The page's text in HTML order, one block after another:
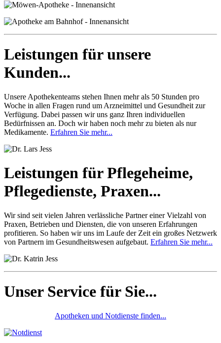
Leistungen für unsere
Kunden...
Unsere Apothekenteams stehen Ihnen mehr als 50 Stunden pro
Woche in allen Fragen rund um Arzneimittel und Gesundheit zur
Verfügung. Dabei passen wir uns ganz Ihren individuellen
Bedürfnissen an. Doch wir haben noch mehr zu bieten als nur
Medikamente. Erfahren Sie mehr...
Leistungen für Pflegeheime,
Pflegedienste, Praxen...
Wir sind seit vielen Jahren verlässliche Partner einer Vielzahl von
Praxen, Betrieben und Diensten, die von unseren Erfahrungen
profitieren. So haben wir uns im Laufe der Zeit ein großes Netzwerk
von Partnern im Gesundheitswesen aufgebaut. Erfahren Sie mehr...
Unser Service für Sie...
Apotheken und Notdienste finden...